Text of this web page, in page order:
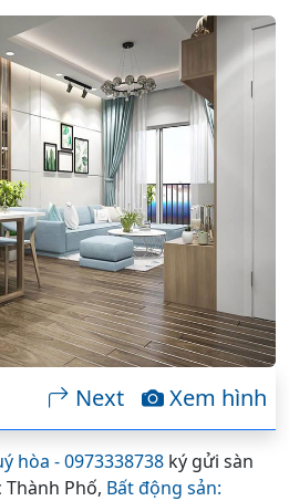
Xem hình
Next
hòa - 0973338738 ký gửi sàn
Phố, Bất động sản: